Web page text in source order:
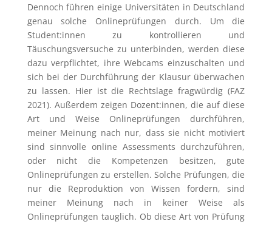
Dennoch führen einige Universitäten in Deutschland
genau solche Onlineprüfungen durch. Um die
Student:innen zu kontrollieren und
Täuschungsversuche zu unterbinden, werden diese
dazu verpflichtet, ihre Webcams einzuschalten und
sich bei der Durchführung der Klausur überwachen
zu lassen. Hier ist die Rechtslage fragwürdig (FAZ
2021). Außerdem zeigen Dozent:innen, die auf diese
Art und Weise Onlineprüfungen durchführen,
meiner Meinung nach nur, dass sie nicht motiviert
sind sinnvolle online Assessments durchzuführen,
oder nicht die Kompetenzen besitzen, gute
Onlineprüfungen zu erstellen. Solche Prüfungen, die
nur die Reproduktion von Wissen fordern, sind
meiner Meinung nach in keiner Weise als
Onlineprüfungen tauglich. Ob diese Art von Prüfung